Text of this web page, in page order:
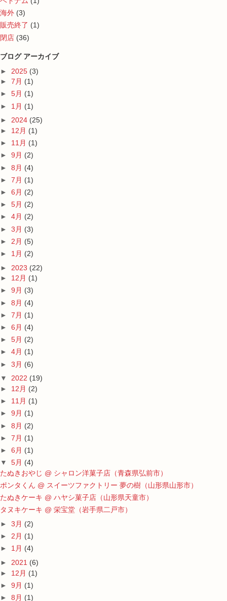
海外 (3)
販売終了 (1)
閉店 (36)
ブログ アーカイブ
► 2025 (3)
► 7月 (1)
► 5月 (1)
► 1月 (1)
► 2024 (25)
► 12月 (1)
► 11月 (1)
► 9月 (2)
► 8月 (4)
► 7月 (1)
► 6月 (2)
► 5月 (2)
► 4月 (2)
► 3月 (3)
► 2月 (5)
► 1月 (2)
► 2023 (22)
► 12月 (1)
► 9月 (3)
► 8月 (4)
► 7月 (1)
► 6月 (4)
► 5月 (2)
► 4月 (1)
► 3月 (6)
▼ 2022 (19)
► 12月 (2)
► 11月 (1)
► 9月 (1)
► 8月 (2)
► 7月 (1)
► 6月 (1)
▼ 5月 (4)
たぬきおやじ @ シャロン洋菓子店（青森県弘前市）
ポンタくん @ スイーツファクトリー 夢の樹（山形県山形市）
たぬきケーキ @ ハヤシ菓子店（山形県天童市）
タヌキケーキ @ 栄宝堂（岩手県二戸市）
► 3月 (2)
► 2月 (1)
► 1月 (4)
► 2021 (6)
► 12月 (1)
► 9月 (1)
► 8月 (1)